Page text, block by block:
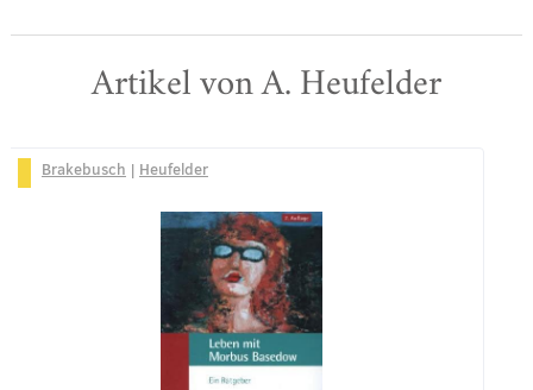
Artikel von A. Heufelder
Brakebusch | Heufelder